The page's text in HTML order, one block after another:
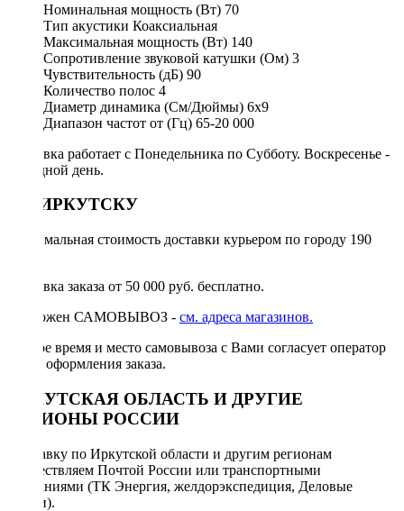
Номинальная мощность (Вт) 70
Тип акустики Коаксиальная
Максимальная мощность (Вт) 140
Сопротивление звуковой катушки (Ом) 3
Чувствительность (дБ) 90
Количество полос 4
Диаметр динамика (См/Дюймы) 6х9
Диапазон частот от (Гц) 65-20 000
Доставка работает с Понедельника по Субботу. Воскресенье -
выходной день.
ПО ИРКУТСКУ
Минимальная стоимость доставки курьером по городу 190
Доставка заказа от 50 000 руб. бесплатно.
Возможен САМОВЫВОЗ - см. адреса магазинов.
Точное время и место самовывоза с Вами согласует оператор
после оформления заказа.
ИРКУТСКАЯ ОБЛАСТЬ И ДРУГИЕ
РЕГИОНЫ РОССИИ
Отправку по Иркутской области и другим регионам
осуществляем Почтой России или транспортными
компаниями (ТК Энергия, желдорэкспедиция, Деловые
линии).